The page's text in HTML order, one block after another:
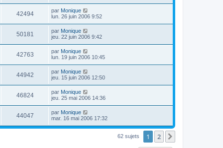
42494 par Monique
lun. 26 juin 2006 9:52
50181 par Monique
jeu. 22 juin 2006 9:42
42763 par Monique
lun. 19 juin 2006 10:45
44942 par Monique
jeu. 15 juin 2006 12:50
46824 par Monique
jeu. 25 mai 2006 14:36
44047 par Monique
mar. 16 mai 2006 17:32
62 sujets 1 2